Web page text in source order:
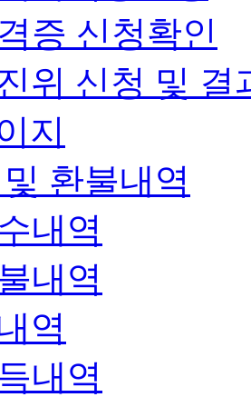
증 신청확인
위 신청 및 결
지
환불내역
내역
내역
역
내역